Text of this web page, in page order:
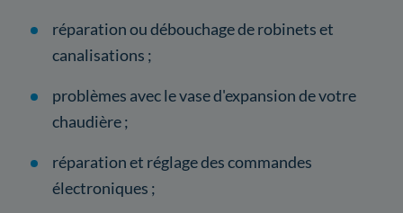
réparation ou débouchage de robinets et
canalisations ;
problèmes avec le vase d'expansion de votre
chaudière ;
réparation et réglage des commandes
électroniques ;